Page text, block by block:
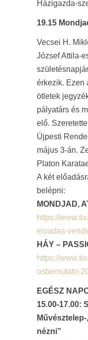
Házigazda-
19.15
Vecsei H.
József Attila-
érkezik. Ezen
ötletek
pályatárs és
elő.
Újpesti
május 3-án.
Platon
A két
belépni:
MONDJAD,
https://
eloadas-
HÁY –
https://
osbemutato-
EGÉSZ
15.00-17.00:
nézni”